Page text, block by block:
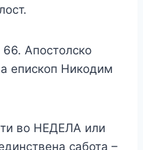
66. Апостолско
епископ Никодим
во НЕДЕЛА или
сабота –